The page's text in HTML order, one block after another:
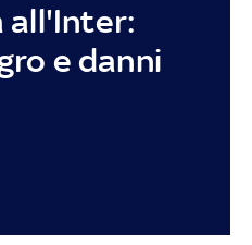
all'Inter:
e danni